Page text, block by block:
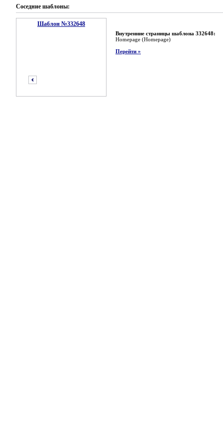
Соседние шаблоны:
Шаблон №332648
Внутренние страницы шаблона 332648:
Homepage (Homepage)
Перейти »